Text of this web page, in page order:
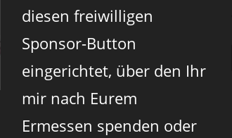
diesen freiwilligen
Sponsor-Button
eingerichtet, über den Ihr
mir nach Eurem
Ermessen spenden oder